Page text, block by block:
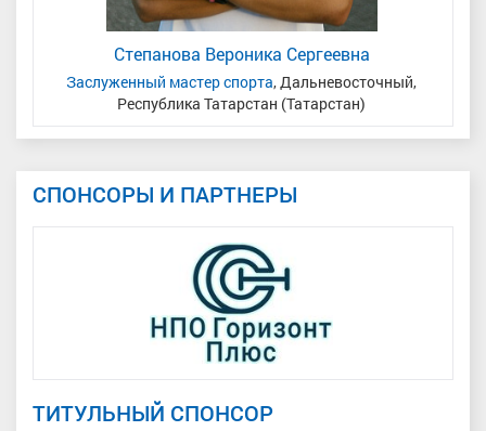
Степанова Вероника Сергеевна
Заслуженный мастер спорта, Дальневосточный,
Республика Татарстан (Татарстан)
СПОНСОРЫ И ПАРТНЕРЫ
ТИТУЛЬНЫЙ СПОНСОР